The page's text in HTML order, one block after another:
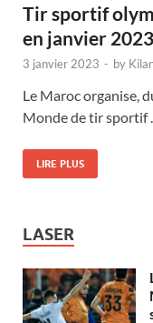
Tir sportif
en janvier
3 janvier 2023 - by
Le Maroc organise,
Monde de tir sportif …
LIRE PLUS
LASER